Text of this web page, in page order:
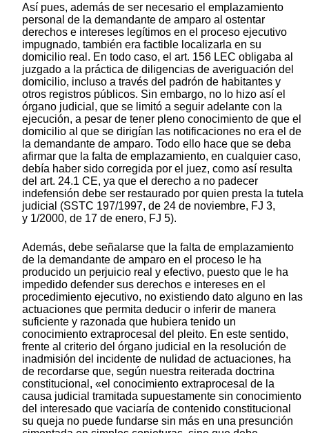
Así pues, además de ser necesario el emplazamiento
personal de la demandante de amparo al ostentar
derechos e intereses legítimos en el proceso ejecutivo
impugnado, también era factible localizarla en su
domicilio real. En todo caso, el art. 156 LEC obligaba al
juzgado a la práctica de diligencias de averiguación del
domicilio, incluso a través del padrón de habitantes y
otros registros públicos. Sin embargo, no lo hizo así el
órgano judicial, que se limitó a seguir adelante con la
ejecución, a pesar de tener pleno conocimiento de que el
domicilio al que se dirigían las notificaciones no era el de
la demandante de amparo. Todo ello hace que se deba
afirmar que la falta de emplazamiento, en cualquier caso,
debía haber sido corregida por el juez, como así resulta
del art. 24.1 CE, ya que el derecho a no padecer
indefensión debe ser restaurado por quien presta la tutela
judicial (SSTC 197/1997, de 24 de noviembre, FJ 3,
y 1/2000, de 17 de enero, FJ 5).
Además, debe señalarse que la falta de emplazamiento
de la demandante de amparo en el proceso le ha
producido un perjuicio real y efectivo, puesto que le ha
impedido defender sus derechos e intereses en el
procedimiento ejecutivo, no existiendo dato alguno en las
actuaciones que permita deducir o inferir de manera
suficiente y razonada que hubiera tenido un
conocimiento extraprocesal del pleito. En este sentido,
frente al criterio del órgano judicial en la resolución de
inadmisión del incidente de nulidad de actuaciones, ha
de recordarse que, según nuestra reiterada doctrina
constitucional, «el conocimiento extraprocesal de la
causa judicial tramitada supuestamente sin conocimiento
del interesado que vaciaría de contenido constitucional
su queja no puede fundarse sin más en una presunción